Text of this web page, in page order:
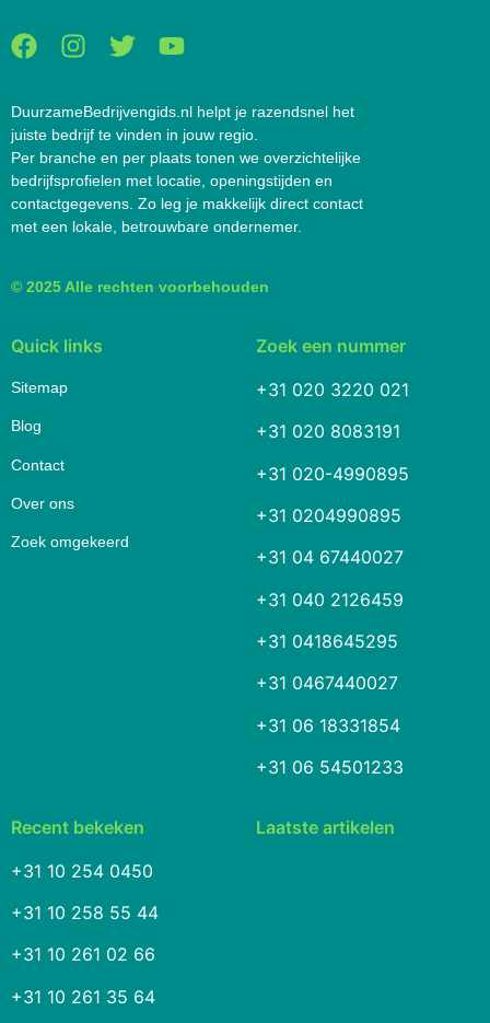
DuurzameBedrijvengids.nl helpt je razendsnel het
juiste bedrijf te vinden in jouw regio.
Per branche en per plaats tonen we overzichtelijke
bedrijfsprofielen met locatie, openingstijden en
contactgegevens. Zo leg je makkelijk direct contact
met een lokale, betrouwbare ondernemer.
© 2025 Alle rechten voorbehouden
Quick links
Sitemap
Blog
Contact
Over ons
Zoek omgekeerd
Zoek een nummer
+31 020 3220 021
+31 020 8083191
+31 020-4990895
+31 0204990895
+31 04 67440027
+31 040 2126459
+31 0418645295
+31 0467440027
+31 06 18331854
+31 06 54501233
Recent bekeken
+31 10 254 0450
+31 10 258 55 44
+31 10 261 02 66
+31 10 261 35 64
Laatste artikelen